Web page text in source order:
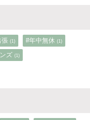
張 (1) #年中無休 (1)
ズ (1)